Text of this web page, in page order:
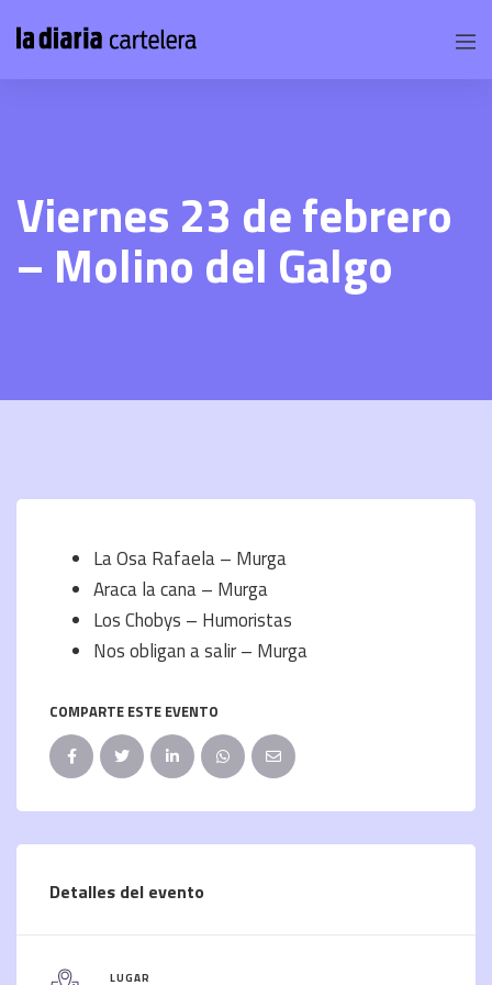
Viernes 23 de febrero
– Molino del Galgo
La Osa Rafaela – Murga
Araca la cana – Murga
Los Chobys – Humoristas
Nos obligan a salir – Murga
COMPARTE ESTE EVENTO
Detalles del evento
LUGAR